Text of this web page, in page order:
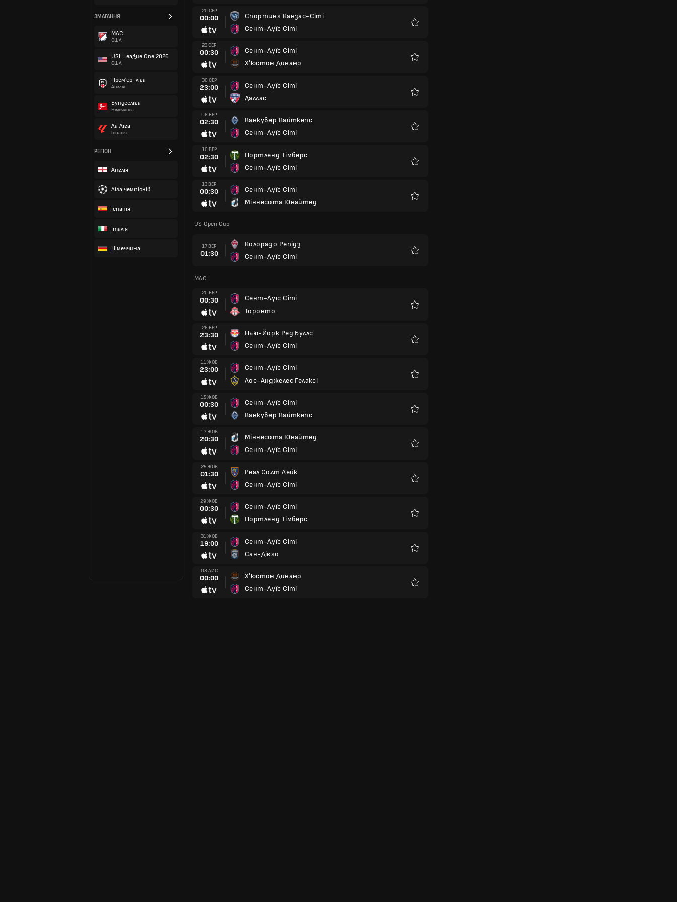
ЗМАГАННЯ
МЛС
США
USL League One 2026
США
Прем'єр-ліга
Англія
Бундесліга
Німеччина
Ла Ліга
Іспанія
РЕГІОН
Англія
Ліга чемпіонів
Іспанія
Італія
Німеччина
20 СЕР
00:00
Спортинг Канзас-Сіті
Сент-Луїс Сіті
23 СЕР
00:30
Сент-Луїс Сіті
Х'юстон Динамо
30 СЕР
23:00
Сент-Луїс Сіті
Даллас
06 ВЕР
02:30
Ванкувер Вайткепс
Сент-Луїс Сіті
10 ВЕР
02:30
Портленд Тімберс
Сент-Луїс Сіті
13 ВЕР
00:30
Сент-Луїс Сіті
Міннесота Юнайтед
US Open Cup
17 ВЕР
01:30
Колорадо Репідз
Сент-Луїс Сіті
МЛС
20 ВЕР
00:30
Сент-Луїс Сіті
Торонто
26 ВЕР
23:30
Нью-Йорк Ред Буллс
Сент-Луїс Сіті
11 ЖОВ
23:00
Сент-Луїс Сіті
Лос-Анджелес Гелаксі
15 ЖОВ
00:30
Сент-Луїс Сіті
Ванкувер Вайткепс
17 ЖОВ
20:30
Міннесота Юнайтед
Сент-Луїс Сіті
25 ЖОВ
01:30
Реал Солт Лейк
Сент-Луїс Сіті
29 ЖОВ
00:30
Сент-Луїс Сіті
Портленд Тімберс
31 ЖОВ
19:00
Сент-Луїс Сіті
Сан-Дієго
08 ЛИС
00:00
Х'юстон Динамо
Сент-Луїс Сіті